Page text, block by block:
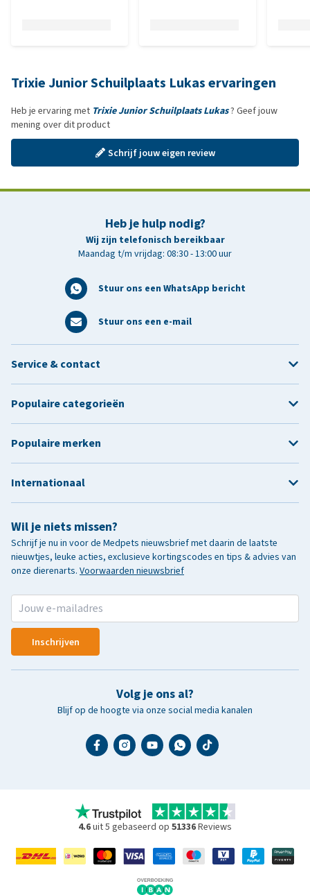
Trixie Junior Schuilplaats Lukas ervaringen
Heb je ervaring met Trixie Junior Schuilplaats Lukas? Geef jouw
mening over dit product
Schrijf jouw eigen review
Heb je hulp nodig?
Wij zijn telefonisch bereikbaar
Maandag t/m vrijdag: 08:30 - 13:00 uur
Stuur ons een WhatsApp bericht
Stuur ons een e-mail
Wil je niets missen?
Schrijf je nu in voor de Medpets nieuwsbrief met daarin de laatste
nieuwtjes, leuke acties, exclusieve kortingscodes en tips & advies van
onze dierenarts. Voorwaarden nieuwsbrief
Inschrijven
Volg je ons al?
Blijf op de hoogte via onze social media kanalen
Service & contact
Populaire categorieën
Populaire merken
Internationaal
4.6uit 5 gebaseerd op 51336Reviews